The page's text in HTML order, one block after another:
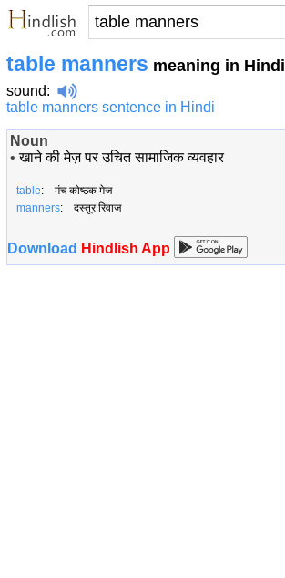
table manners meaning in Hindi
sound:
table manners sentence in Hindi
Noun
•खाने की मेज़ पर उचित सामाजिक व्यवहार
table: मंच कोष्ठक मेज
manners: दस्तूर रिवाज
Download Hindlish App